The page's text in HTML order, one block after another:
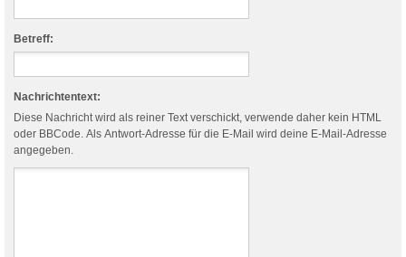
Betreff:
Nachrichtentext:
Diese Nachricht wird als reiner Text verschickt, verwende daher kein HTML
oder BBCode. Als Antwort-Adresse für die E-Mail wird deine E-Mail-Adresse
angegeben.